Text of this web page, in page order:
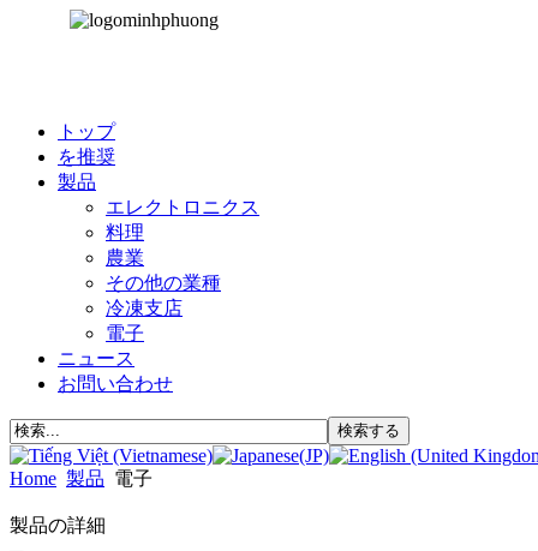
トップ
を推奨
製品
エレクトロニクス
料理
農業
その他の業種
冷凍支店
電子
ニュース
お問い合わせ
Home 製品 電子
製品の詳細